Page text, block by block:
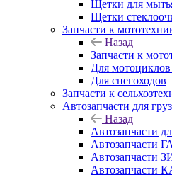
Щетки для
Щетки
Запчасти к
Назад
Запчасти к
Для
Для снегоходов
Запчасти к
Автозапчасти для
Назад
Автозапчасти
Автозапчасти
Автозапчасти
Автозапчасти